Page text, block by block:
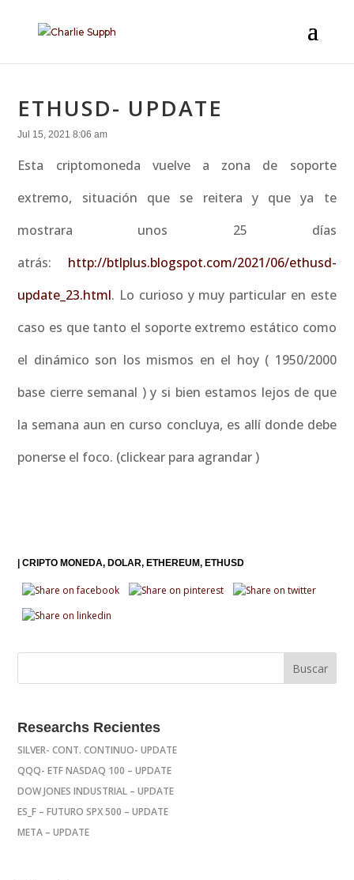
ETHUSD- UPDATE
Jul 15, 2021 8:06 am
Esta criptomoneda vuelve a zona de soporte
extremo, situación que se reitera y que ya te
mostrara unos 25 días
atrás: http://btlplus.blogspot.com/2021/06/ethusd-
update_23.html. Lo curioso y muy particular en este
caso es que tanto el soporte extremo estático como
el dinámico son los mismos en el hoy ( 1950/2000
base cierre semanal ) y si bien estamos lejos de que
la semana aun en curso concluya, es allí donde debe
ponerse el foco. (clickear para agrandar )
|CRIPTO MONEDA DOLAR ETHEREUM ETHUSD
Researchs Recientes
SILVER- CONT. CONTINUO- UPDATE
QQQ- ETF NASDAQ 100 – UPDATE
DOW JONES INDUSTRIAL – UPDATE
ES_F – FUTURO SPX 500 – UPDATE
META – UPDATE